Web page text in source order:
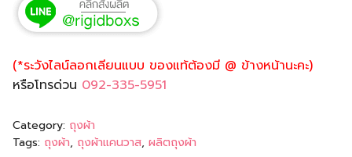
(*ระวังไลน์ลอกเลียนแบบ ของแท้ต้องมี @ ข้างหน้านะคะ)
หรือโทรด่วน 092-335-5951
Category: ถุงผ้า
Tags: ถุงผ้า, ถุงผ้าแคนวาส, ผลิตถุงผ้า